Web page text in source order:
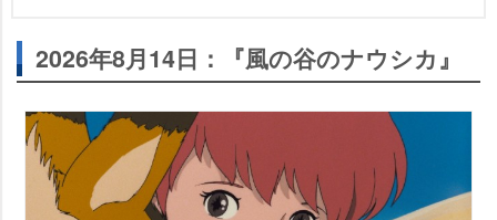
2026年8月14日：『風の谷のナウシカ』